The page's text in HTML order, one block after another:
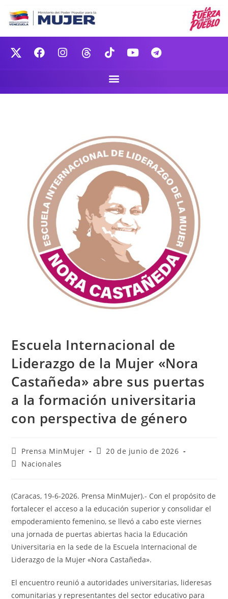
Escuela Internacional de
Liderazgo de la Mujer «Nora
Castañeda» abre sus puertas
a la formación universitaria
con perspectiva de género
Prensa MinMujer
20 de junio de 2026
Nacionales
(Caracas, 19-6-2026. Prensa MinMujer).- Con el propósito de
fortalecer el acceso a la educación superior y consolidar el
empoderamiento femenino, se llevó a cabo este viernes
una jornada de puertas abiertas hacia la Educación
Universitaria en la sede de la Escuela Internacional de
Liderazgo de la Mujer «Nora Castañeda».
El encuentro reunió a autoridades universitarias, lideresas
comunitarias y representantes del sector educativo para